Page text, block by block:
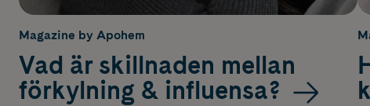
Magazine by Apohem
Vad är skillnaden mellan
förkylning & influensa?